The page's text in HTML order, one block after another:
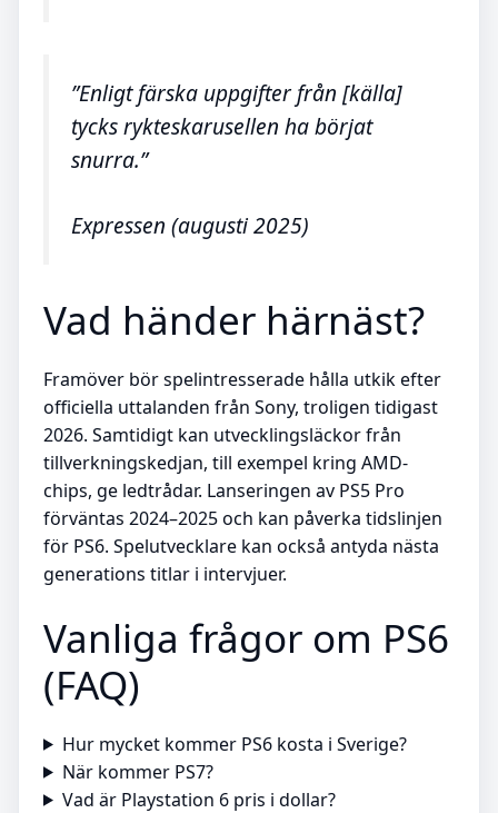
”Enligt färska uppgifter från [källa]
tycks rykteskarusellen ha börjat
snurra.”
Expressen (augusti 2025)
Vad händer härnäst?
Framöver bör spelintresserade hålla utkik efter
officiella uttalanden från Sony, troligen tidigast
2026. Samtidigt kan utvecklingsläckor från
tillverkningskedjan, till exempel kring AMD-
chips, ge ledtrådar. Lanseringen av PS5 Pro
förväntas 2024–2025 och kan påverka tidslinjen
för PS6. Spelutvecklare kan också antyda nästa
generations titlar i intervjuer.
Vanliga frågor om PS6
(FAQ)
Hur mycket kommer PS6 kosta i Sverige?
När kommer PS7?
Vad är Playstation 6 pris i dollar?